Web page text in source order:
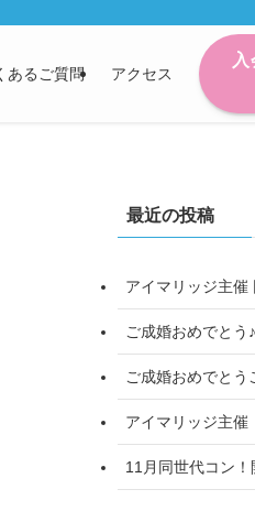
あるご質問 アクセス
最近の投稿
アイマリッジ主催
ご成婚おめでとう♪
ご成婚おめでとう
アイマリッジ主
11月同世代コン